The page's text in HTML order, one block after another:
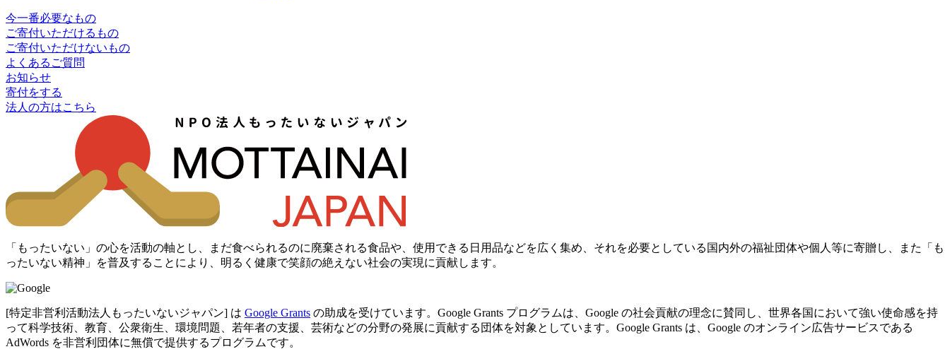
今一番必要なもの
ご寄付いただけるもの
ご寄付いただけないもの
よくあるご質問
お知らせ
寄付をする
法人の方はこちら
「もったいない」の心を活動の軸とし、まだ食べられるのに廃棄される食品や、使用できる日用品などを広く集め、それを必要としている国内外の福祉団体や個人等に寄贈し、また「も
ったいない精神」を普及することにより、明るく健康で笑顔の絶えない社会の実現に貢献します。
[特定非営利活動法人もったいないジャパン] は Google Grants の助成を受けています。Google Grants プログラムは、Google の社会貢献の理念に賛同し、世界各国において強い使命感を持
って科学技術、教育、公衆衛生、環境問題、若年者の支援、芸術などの分野の発展に貢献する団体を対象としています。Google Grants は、Google のオンライン広告サービスである
AdWords を非営利団体に無償で提供するプログラムです。